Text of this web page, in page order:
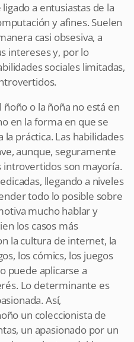
a entusiastas de la
y afines. Suelen
casi obsesiva, a
intereses y, por lo
sociales limitadas,
ñoño o la ñoña no está en
en la forma en que se
la práctica. Las habilidades
aunque, seguramente
son mayoría.
llegando a niveles
todo lo posible sobre
mucho hablar y
los casos más
la cultura de internet, la
los cómics, los juegos
puede aplicarse a
Lo determinante es
Así,
un coleccionista de
un apasionado por un